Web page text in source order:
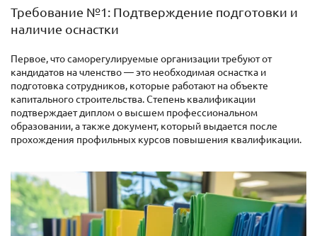
Требование №1: Подтверждение подготовки и
наличие оснастки
Первое, что саморегулируемые организации требуют от
кандидатов на членство — это необходимая оснастка и
подготовка сотрудников, которые работают на объекте
капитального строительства. Степень квалификации
подтверждает диплом о высшем профессиональном
образовании, а также документ, который выдается после
прохождения профильных курсов повышения квалификации.